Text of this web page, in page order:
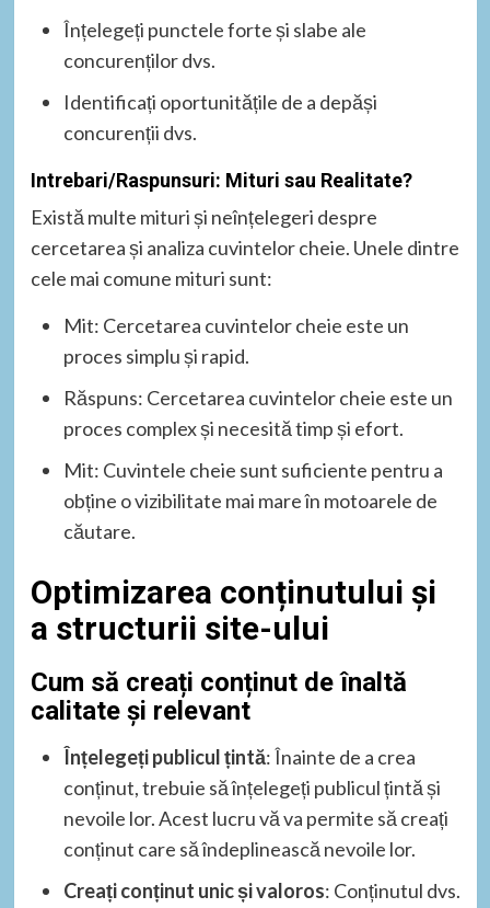
Înțelegeți punctele forte și slabe ale
concurenților dvs.
Identificați oportunitățile de a depăși
concurenții dvs.
Intrebari/Raspunsuri: Mituri sau Realitate?
Există multe mituri și neînțelegeri despre
cercetarea și analiza cuvintelor cheie. Unele dintre
cele mai comune mituri sunt:
Mit: Cercetarea cuvintelor cheie este un
proces simplu și rapid.
Răspuns: Cercetarea cuvintelor cheie este un
proces complex și necesită timp și efort.
Mit: Cuvintele cheie sunt suficiente pentru a
obține o vizibilitate mai mare în motoarele de
căutare.
Optimizarea conținutului și
a structurii site-ului
Cum să creați conținut de înaltă
calitate și relevant
Înțelegeți publicul țintă: Înainte de a crea
conținut, trebuie să înțelegeți publicul țintă și
nevoile lor. Acest lucru vă va permite să creați
conținut care să îndeplinească nevoile lor.
Creați conținut unic și valoros: Conținutul dvs.